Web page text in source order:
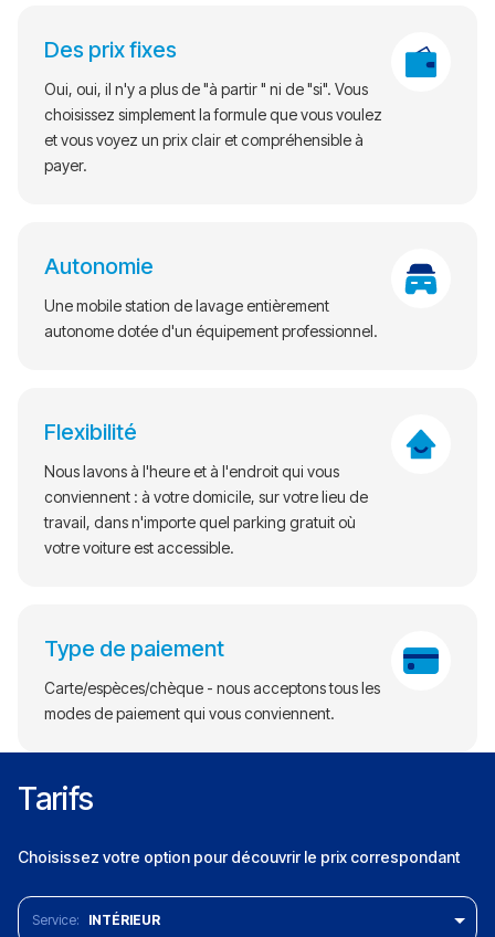
Des prix fixes
Oui, oui, il n'y a plus de "à partir " ni de "si". Vous
choisissez simplement la formule que vous voulez
et vous voyez un prix clair et compréhensible à
payer.
Autonomie
Une mobile station de lavage entièrement
autonome dotée d'un équipement professionnel.
Flexibilité
Nous lavons à l'heure et à l'endroit qui vous
conviennent : à votre domicile, sur votre lieu de
travail, dans n'importe quel parking gratuit où
votre voiture est accessible.
Type de paiement
Carte/espèces/chèque - nous acceptons tous les
modes de paiement qui vous conviennent.
Tarifs
Choisissez votre option pour découvrir le prix correspondant
INTÉRIEUR